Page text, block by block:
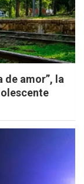
de amor”, la